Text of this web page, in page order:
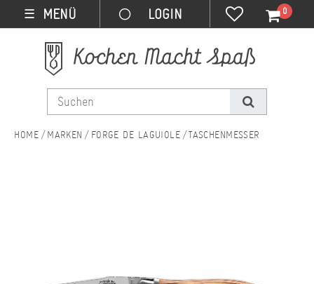
☰ MENÜ 0
MARKEN FORGE DE LAGUIOLE TASCHENMESSER